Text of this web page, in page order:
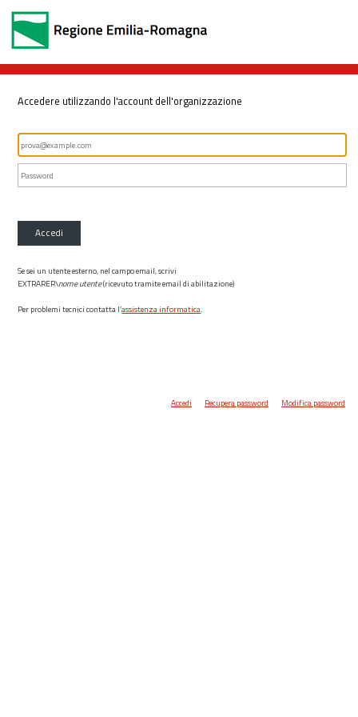
Accedere utilizzando l'account dell'organizzazione
Accedi
Se sei un utente esterno, nel campo email, scrivi
EXTRARER\nome utente(ricevuto tramite email di abilitazione)
Per problemi tecnici contatta l’assistenza informatica.
Accedi Recupera password Modifica password